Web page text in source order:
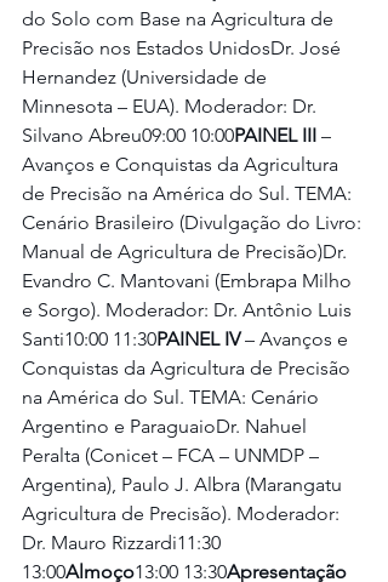
do Solo com Base na Agricultura de
Precisão nos Estados UnidosDr. José
Hernandez (Universidade de
Minnesota – EUA). Moderador: Dr.
Silvano Abreu09:00 10:00PAINEL III –
Avanços e Conquistas da Agricultura
de Precisão na América do Sul. TEMA:
Cenário Brasileiro (Divulgação do Livro:
Manual de Agricultura de Precisão)Dr.
Evandro C. Mantovani (Embrapa Milho
e Sorgo). Moderador: Dr. Antônio Luis
Santi10:00 11:30PAINEL IV – Avanços e
Conquistas da Agricultura de Precisão
na América do Sul. TEMA: Cenário
Argentino e ParaguaioDr. Nahuel
Peralta (Conicet – FCA – UNMDP –
Argentina), Paulo J. Albra (Marangatu
Agricultura de Precisão). Moderador:
Dr. Mauro Rizzardi11:30
13:00Almoço13:00 13:30Apresentação